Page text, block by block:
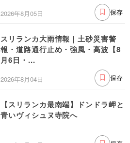
2026年8月05日 保存
スリランカ大雨情報｜土砂災害警
報・道路通行止め・強風・高波【8
月6日・...
2026年8月04日 保存
【スリランカ最南端】ドンドラ岬と
青いヴィシュヌ寺院へ